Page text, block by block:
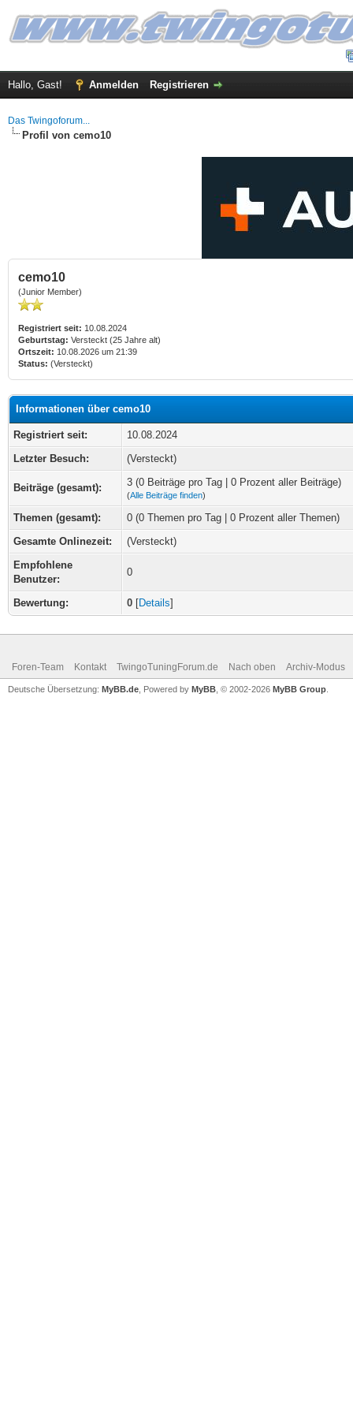
Hallo, Gast! Anmelden Registrieren
Das Twingoforum...
Profil von cemo10
cemo10
(Junior Member)
Registriert seit: 10.08.2024
Geburtstag: Versteckt (25 Jahre alt)
Ortszeit: 10.08.2026 um 21:39
Status: (Versteckt)
Informationen über cemo10
Registriert seit:
10.08.2024
Letzter Besuch:
(Versteckt)
Beiträge (gesamt): 3 (0 Beiträge pro Tag | 0 Prozent aller Beiträge)
(Alle Beiträge finden)
Themen (gesamt):
0 (0 Themen pro Tag | 0 Prozent aller Themen)
Gesamte Onlinezeit:
(Versteckt)
Empfohlene
Benutzer:
0
Bewertung: 0 [Details]
Foren-Team Kontakt TwingoTuningForum.de Nach oben Archiv-Modus
Deutsche Übersetzung: MyBB.de , Powered by MyBB , © 2002-2026 MyBB Group